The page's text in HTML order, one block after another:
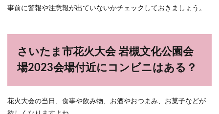
事前に警報や注意報が出ていないかチェックしておきましょう。
さいたま市花火大会 岩槻文化公園会
場2023会場付近にコンビニはある？
花火大会の当日、食事や飲み物、お酒やおつまみ、お菓子などが